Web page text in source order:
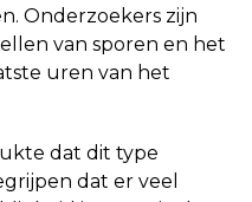
Onderzoekers zijn
van sporen en het
uren van het
dat dit type
dat er veel